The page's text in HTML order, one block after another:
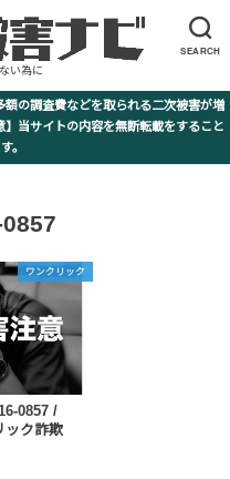
SEARCH
い為に
の調査費などを取られる二次被害が増
イトの内容を無断転載をすること
。
ワンクリック
0857 /
ック詐欺